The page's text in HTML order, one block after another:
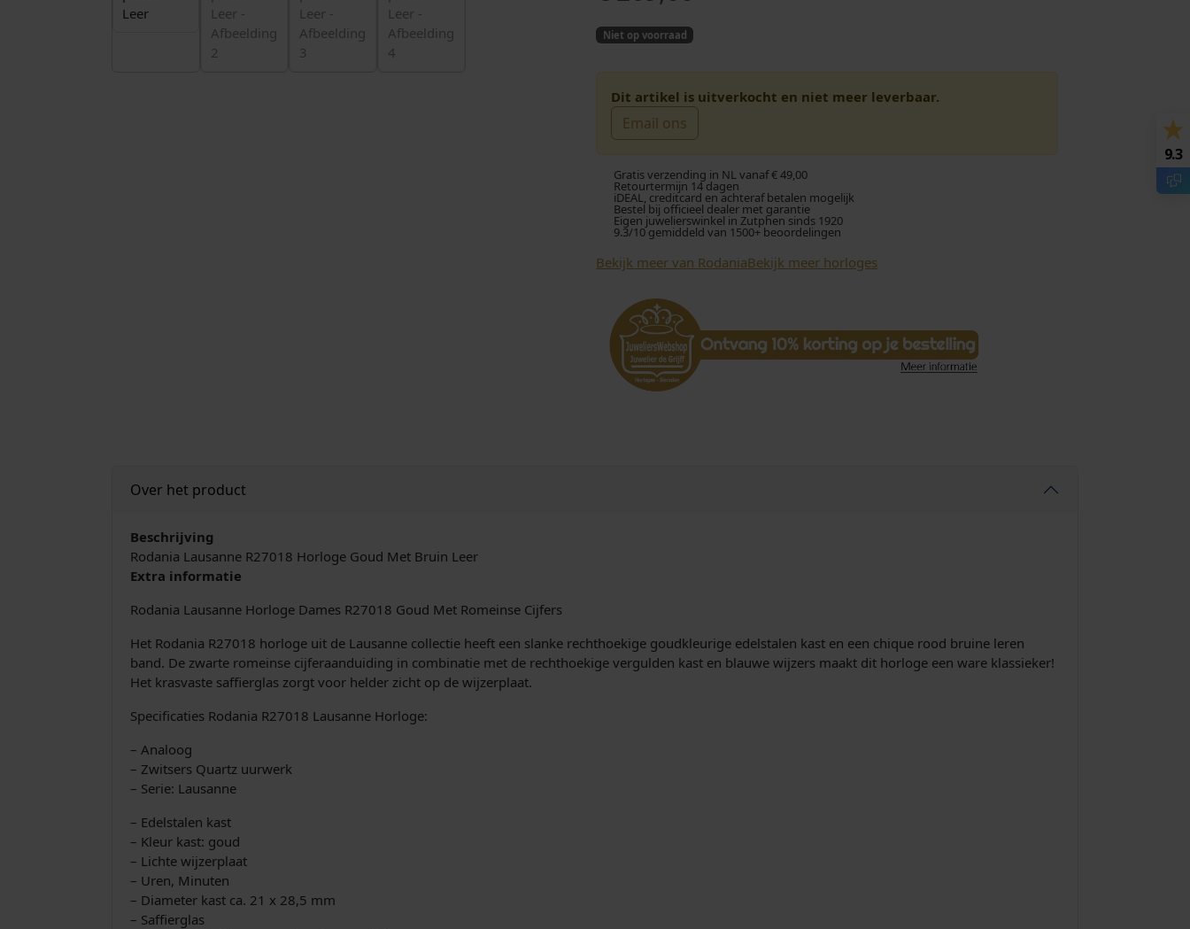
Niet op voorraad
Dit artikel is uitverkocht en niet meer leverbaar.
Email ons
Gratis verzending in NL vanaf € 49,00
Retourtermijn 14 dagen
iDEAL, creditcard en achteraf betalen mogelijk
Bestel bij officieel dealer met garantie
Eigen juwelierswinkel in Zutphen sinds 1920
9.3/10 gemiddeld van 1500+ beoordelingen
Bekijk meer van RodaniaBekijk meer horloges
Over het product
Beschrijving
Rodania Lausanne R27018 Horloge Goud Met Bruin Leer
Extra informatie
Rodania Lausanne Horloge Dames R27018 Goud Met Romeinse Cijfers
Het Rodania R27018 horloge uit de Lausanne collectie heeft een slanke rechthoekige goudkleurige edelstalen kast en een chique rood bruine leren
band. De zwarte romeinse cijferaanduiding in combinatie met de rechthoekige vergulden kast en blauwe wijzers maakt dit horloge een ware klassieker!
Het krasvaste saffierglas zorgt voor helder zicht op de wijzerplaat.
Specificaties Rodania R27018 Lausanne Horloge:
– Analoog
– Zwitsers Quartz uurwerk
– Serie: Lausanne
– Edelstalen kast
– Kleur kast: goud
– Lichte wijzerplaat
– Uren, Minuten
– Diameter kast ca. 21 x 28,5 mm
– Saffierglas
9.3